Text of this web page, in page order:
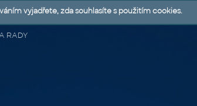
RADY
vyjadřete, zda souhlasíte s použitím cookies.